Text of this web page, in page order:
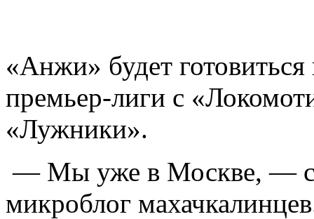
«Анжи» будет
премьер-лиги с
«Лужники».
— Мы уже в Москве, —
микроблог